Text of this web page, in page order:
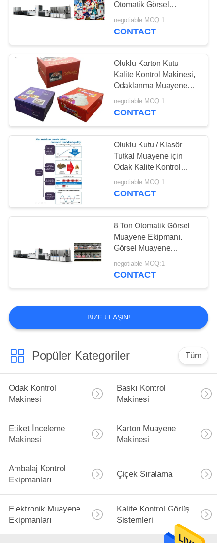
Kalite Kontrol Görüş
Sistemleri
Ambalaj Görüş
Sistemleri
21
Yapay Görme
Gözetim Sistemleri
21
Otomatik Görsel
Muayene Ekipmanı
12
Yüzey Tespit
Cihazları
Otomatik Görsel
Muayene Ekipmanı
negotiable MOQ:1
CONTACT
Oluklu Karton Kutu
Kalite Kontrol Makinesi,
Odaklanma Muayene
Makinesi
negotiable MOQ:1
CONTACT
Oluklu Kutu / Klasör
Tutkal Muayene için
Odak Kalite Kontrol
Ekipmanları
negotiable MOQ:1
CONTACT
8 Ton Otomatik Görsel
Muayene Ekipmanı,
Görsel Muayene
Makinesi
negotiable MOQ:1
CONTACT
BIZE ULAŞIN!
Popüler Kategoriler Tüm
Odak Kontrol
Makinesi
Baskı Kontrol
Makinesi
Etiket İnceleme
Makinesi
Karton Muayene
Makinesi
Ambalaj Kontrol
Ekipmanları
Çiçek Sıralama
Elektronik Muayene
Ekipmanları
Kalite Kontrol Görüş
Sistemleri